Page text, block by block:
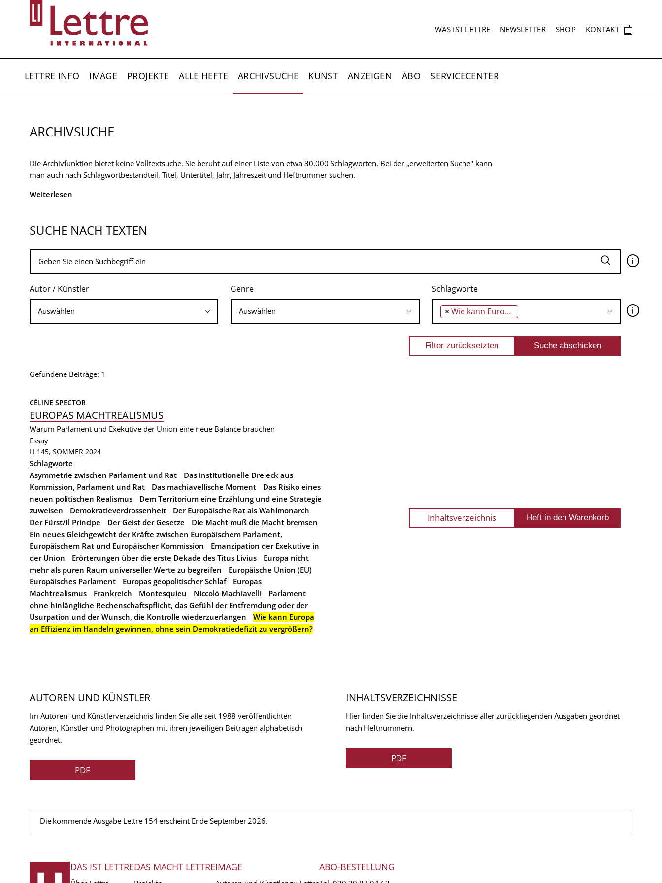
SEKUNDÄRNAVIGATION
WAS IST LETTRE NEWSLETTER SHOP KONTAKT 🛍
LETTRE INFO IMAGE PROJEKTE ALLE HEFTE ARCHIVSUCHE KUNST ANZEIGEN ABO SERVICECENTER
ARCHIVSUCHE
Die Archivfunktion bietet keine Volltextsuche. Sie beruht auf einer Liste von etwa 30.000 Schlagworten. Bei der „erweiterten Suche" kann
man auch nach Schlagwortbestandteil, Titel, Untertitel, Jahr, Jahreszeit und Heftnummer suchen.
Weiterlesen
SUCHE NACH TEXTEN
🛈
Autor / Künstler Genre Schlagworte
× Wie kann Europa an Effizienz im Handeln gewinnen, ohne sein Demokratiedefizit zu vergrößern? 🛈
Gefundene Beiträge: 1
CÉLINE SPECTOR
EUROPAS MACHTREALISMUS
Warum Parlament und Exekutive der Union eine neue Balance brauchen
Essay
LI 145, SOMMER 2024
Schlagworte
Asymmetrie zwischen Parlament und Rat
Das institutionelle Dreieck aus
Kommission, Parlament und Rat
Das machiavellische Moment
Das Risiko eines
neuen politischen Realismus
Dem Territorium eine Erzählung und eine Strategie
zuweisen
Demokratieverdrossenheit
Der Europäische Rat als Wahlmonarch
Der Fürst/Il Principe
Der Geist der Gesetze
Die Macht muß die Macht bremsen
Ein neues Gleichgewicht der Kräfte zwischen Europäischem Parlament,
Europäischem Rat und Europäischer Kommission
Emanzipation der Exekutive in
der Union
Erörterungen über die erste Dekade des Titus Livius
Europa nicht
mehr als puren Raum universeller Werte zu begreifen
Europäische Union (EU)
Europäisches Parlament
Europas geopolitischer Schlaf
Europas
Machtrealismus
Frankreich Montesquieu Niccolò Machiavelli
Parlament
ohne hinlängliche Rechenschaftspflicht, das Gefühl der Entfremdung oder der
Usurpation und der Wunsch, die Kontrolle wiederzuerlangen
Wie kann Europa
an Effizienz im Handeln gewinnen, ohne sein Demokratiedefizit zu vergrößern?
Inhaltsverzeichnis
AUTOREN UND KÜNSTLER
Im Autoren- und Künstlerverzeichnis finden Sie alle seit 1988 veröffentlichten
Autoren, Künstler und Photographen mit ihren jeweiligen Beitragen alphabetisch
geordnet.
PDF
INHALTSVERZEICHNISSE
Hier finden Sie die Inhaltsverzeichnisse aller zurückliegenden Ausgaben geordnet
nach Heftnummern.
PDF
Die kommende Ausgabe Lettre 154 erscheint Ende September 2026.
FUSSZEILE
DAS IST LETTREDAS MACHT LETTREIMAGE ABO-BESTELLUNG